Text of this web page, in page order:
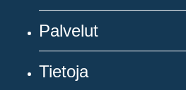
Palvelut
Tietoja